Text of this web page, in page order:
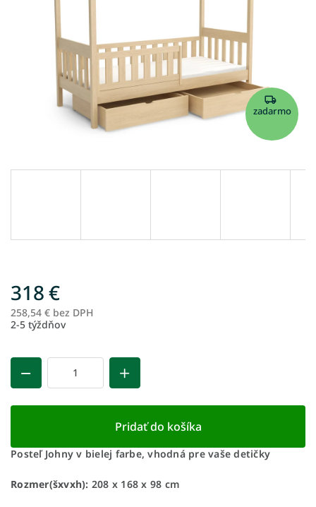
zadarmo
318 €
258,54 € bez DPH
2-5 týždňov
Pridať do košíka
Posteľ Johny v bielej farbe, vhodná pre vaše detičky
Rozmer(šxvxh): 208 x 168 x 98 cm